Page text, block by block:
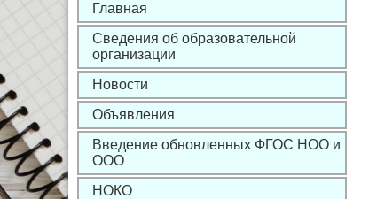
Главная
Сведения об образовательной
организации
Новости
Объявления
Введение обновленных ФГОС НОО и
ООО
НОКО